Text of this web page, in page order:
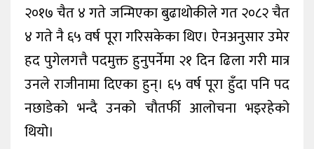
२०१७ चैत ४ गते जन्मिएका बुढाथोकीले गत २०८२ चैत
४ गते नै ६५ वर्ष पूरा गरिसकेका थिए। ऐनअनुसार उमेर
हद पुगेलगत्तै पदमुक्त हुनुपर्नेमा २१ दिन ढिला गरी मात्र
उनले राजीनामा दिएका हुन्। ६५ वर्ष पूरा हुँदा पनि पद
नछाडेको भन्दै उनको चौतर्फी आलोचना भइरहेको
थियो।